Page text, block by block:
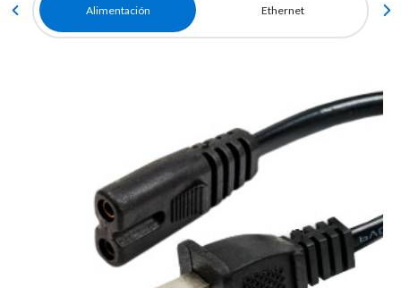
Alimentación Ethernet